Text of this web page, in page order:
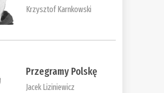
Krzysztof Karnkowski
Przegramy Polskę
Jacek Liziniewicz